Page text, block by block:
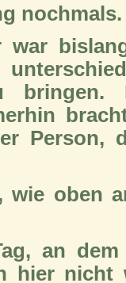
nochmals.
bringen.
Person,
wie oben
an
hier nicht